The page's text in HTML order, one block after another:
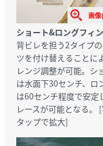
画
ショート&ロングフィン
背ビレを担う2タイプ
ツを付け替えることに
レンジ調整が可能。シ
は水面下30センチ、ロ
は60センチ程度で安定
レースが可能となる。
タップで拡大]